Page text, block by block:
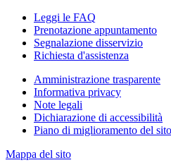
Leggi le FAQ
Prenotazione appuntamento
Segnalazione disservizio
Richiesta d'assistenza
Amministrazione trasparente
Informativa privacy
Note legali
Dichiarazione di accessibilità
Piano di miglioramento del
Mappa del sito